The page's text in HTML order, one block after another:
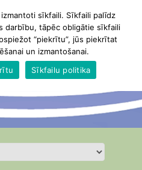
sīkfaili. Sīkfaili palīdz
darbību, tāpēc obligātie sīkfaili
“piekrītu”, jūs piekrītat
un izmantošanai.
Sīkfailu politika